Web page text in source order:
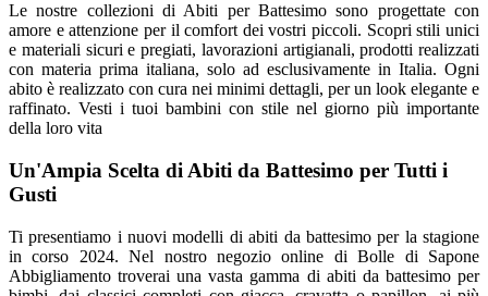
Le nostre collezioni di Abiti per Battesimo sono progettate con
amore e attenzione per il comfort dei vostri piccoli. Scopri stili unici
e materiali sicuri e pregiati, lavorazioni artigianali, prodotti realizzati
con materia prima italiana, solo ad esclusivamente in Italia. Ogni
abito è realizzato con cura nei minimi dettagli, per un look elegante e
raffinato. Vesti i tuoi bambini con stile nel giorno più importante
della loro vita
Un'Ampia Scelta di Abiti da Battesimo per Tutti i
Gusti
Ti presentiamo i nuovi modelli di abiti da battesimo per la stagione
in corso 2024. Nel nostro negozio online di Bolle di Sapone
Abbigliamento troverai una vasta gamma di abiti da battesimo per